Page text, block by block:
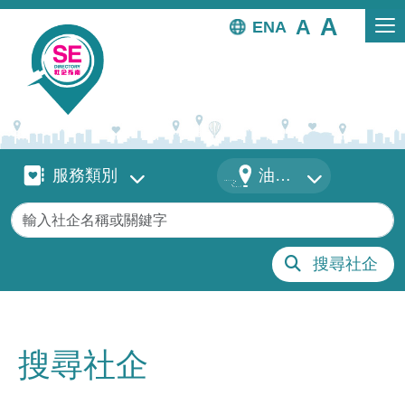
移至主內容
EN
服務類別服務類別 地區 油尖旺
關鍵字
搜尋社企
搜尋社企